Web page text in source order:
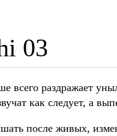
03
всего раздражает
как следует, а
после живых,